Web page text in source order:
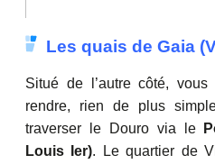
Les quais de Gaia
Situé de l’autre côté,
rendre, rien de plus
traverser le Douro via le
Louis Ier). Le quartier de